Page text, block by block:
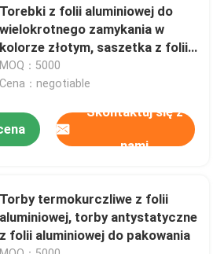
Torebki z folii aluminiowej do
wielokrotnego zamykania w
kolorze złotym, saszetka z folii
aluminiowej do pakowania
żywności
MOQ：5000
Cena：negotiable
Skontaktuj się z
nami
Torby termokurczliwe z folii
aluminiowej, torby antystatyczne
z folii aluminiowej do pakowania